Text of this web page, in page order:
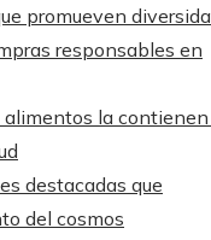
promueven
responsables en
alimentos la
destacadas que
del cosmos